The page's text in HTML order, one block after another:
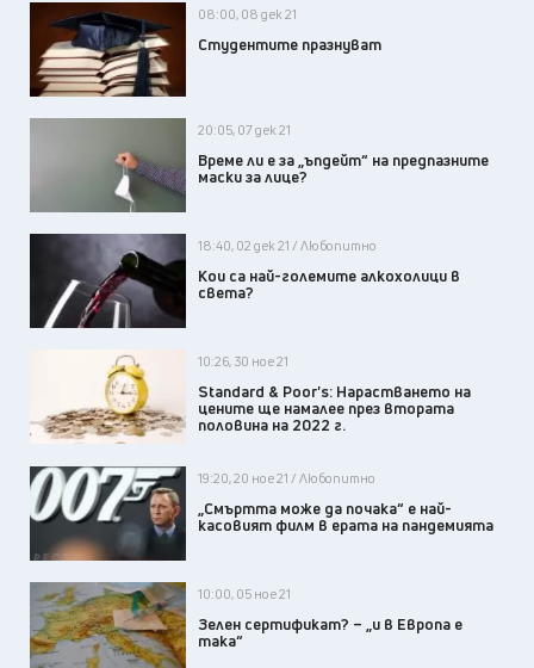
08:00, 08 дек 21
Студентите празнуват
20:05, 07 дек 21
Време ли е за „ъпдейт“ на предпазните
маски за лице?
18:40, 02 дек 21 / Любопитно
Кои са най-големите алкохолици в
света?
10:26, 30 ное 21
Standard & Poor's: Нарастването на
цените ще намалее през втората
половина на 2022 г.
19:20, 20 ное 21 / Любопитно
„Смъртта може да почака“ е най-
касовият филм в ерата на пандемията
10:00, 05 ное 21
Зелен сертификат? – „и в Европа е
така“